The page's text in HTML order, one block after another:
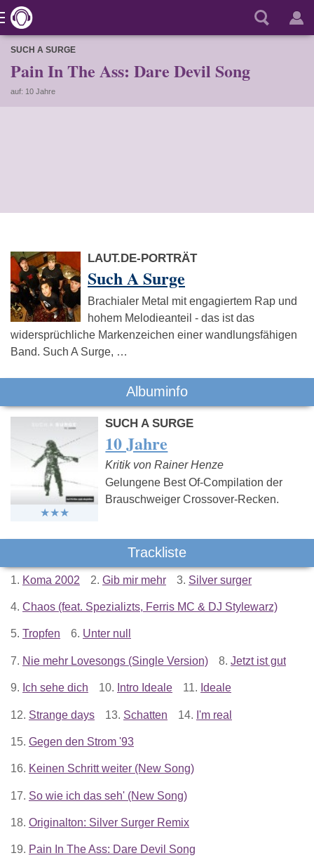
SUCH A SURGE
Pain In The Ass: Dare Devil Song
auf: 10 Jahre
LAUT.DE-PORTRÄT
Such A Surge
Brachialer Metal mit engagiertem Rap und
hohem Melodieanteil - das ist das
widersprüchliche Markenzeichen einer wandlungsfähigen
Band. Such A Surge, …
Albuminfo
SUCH A SURGE
10 Jahre
Kritik von Rainer Henze
Gelungene Best Of-Compilation der
Brauschweiger Crossover-Recken.
Trackliste
1. Koma 2002 2. Gib mir mehr 3. Silver surger
4. Chaos (feat. Spezializts, Ferris MC & DJ Stylewarz)
5. Tropfen 6. Unter null
7. Nie mehr Lovesongs (Single Version) 8. Jetzt ist gut
9. Ich sehe dich 10. Intro Ideale 11. Ideale
12. Strange days 13. Schatten 14. I'm real
15. Gegen den Strom '93
16. Keinen Schritt weiter (New Song)
17. So wie ich das seh' (New Song)
18. Originalton: Silver Surger Remix
19. Pain In The Ass: Dare Devil Song